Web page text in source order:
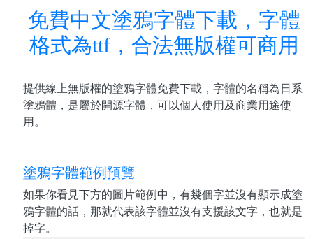
免費中文塗鴉字體下載，字體
格式為ttf，合法無版權可商用
提供線上無版權的塗鴉字體免費下載，字體的名稱為日系
塗鴉體，是屬於開源字體，可以個人使用及商業用途使
用。
塗鴉字體範例預覽
如果你看見下方的圖片範例中，有幾個字並沒有顯示成塗
鴉字體的話，那就代表該字體並沒有支援該文字，也就是
掉字。